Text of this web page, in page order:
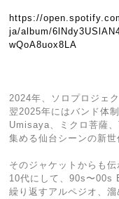
https://
ja/album/
wQoA8uox8LA
2024年、ソロプロジェ
翌2025年にはバンド体
Umisaya、ミクロ菩薩
集める仙台シーンの新世
そのジャケットからも伝
10代にして、90s〜00s
繰り返すアルペジオ、